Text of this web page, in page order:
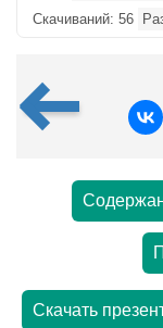
Скачиваний: 56
Скачать